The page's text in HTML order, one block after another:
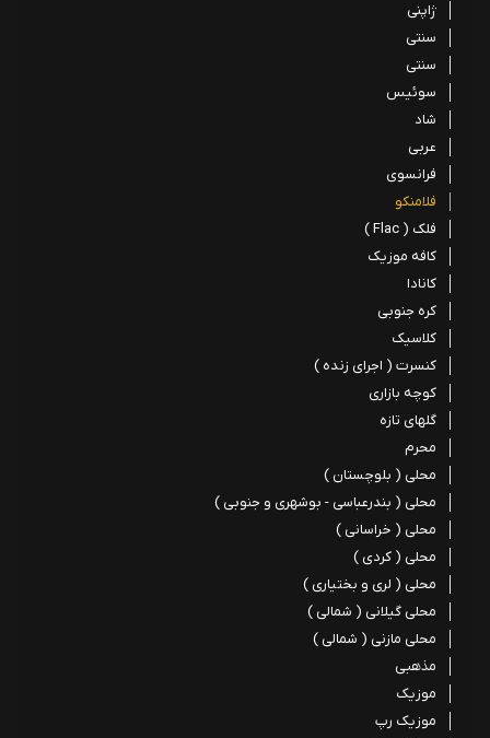
ژاپنی
سنتی
سنتی
سوئیس
شاد
عربی
فرانسوی
فلامنکو
فلک ( Flac )
کافه موزیک
کانادا
کره جنوبی
کلاسیک
کنسرت ( اجرای زنده )
کوچه بازاری
گلهای تازه
محرم
محلی ( بلوچستان )
محلی ( بندرعباسی - بوشهری و جنوبی )
محلی ( خراسانی )
محلی ( کردی )
محلی ( لری و بختیاری )
محلی گیلانی ( شمالی )
محلی مازنی ( شمالی )
مذهبی
موزیک
موزیک رپ